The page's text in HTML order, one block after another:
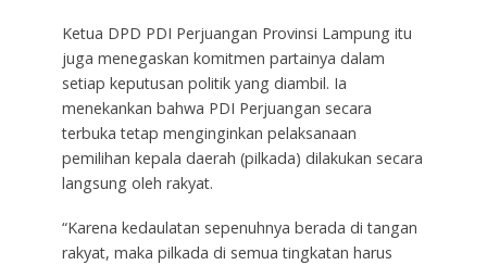
Ketua DPD PDI Perjuangan Provinsi Lampung itu
juga menegaskan komitmen partainya dalam
setiap keputusan politik yang diambil. Ia
menekankan bahwa PDI Perjuangan secara
terbuka tetap menginginkan pelaksanaan
pemilihan kepala daerah (pilkada) dilakukan secara
langsung oleh rakyat.
“Karena kedaulatan sepenuhnya berada di tangan
rakyat, maka pilkada di semua tingkatan harus